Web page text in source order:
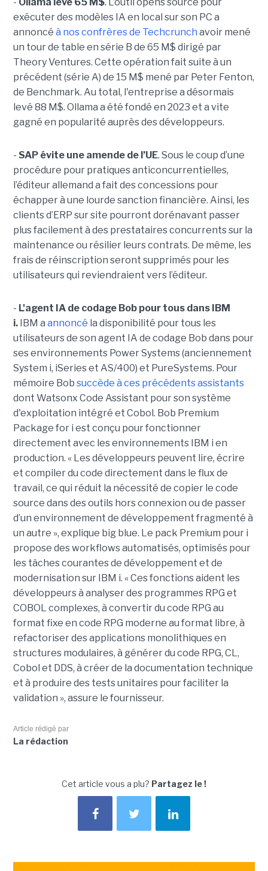
- Ollama lève 65 M$. L’outil opens source pour
exécuter des modèles IA en local sur son PC a
annoncé à nos confrères de Techcrunch avoir mené
un tour de table en série B de 65 M$ dirigé par
Theory Ventures. Cette opération fait suite à un
précédent (série A) de 15 M$ mené par Peter Fenton,
de Benchmark. Au total, l'entreprise a désormais
levé 88 M$. Ollama a été fondé en 2023 et a vite
gagné en popularité auprès des développeurs.
- SAP évite une amende de l’UE. Sous le coup d’une
procédure pour pratiques anticoncurrentielles,
l’éditeur allemand a fait des concessions pour
échapper à une lourde sanction financière. Ainsi, les
clients d’ERP sur site pourront dorénavant passer
plus facilement à des prestataires concurrents sur la
maintenance ou résilier leurs contrats. De même, les
frais de réinscription seront supprimés pour les
utilisateurs qui reviendraient vers l’éditeur.
- L'agent IA de codage Bob pour tous dans IBM
i.IBM a annoncé la disponibilité pour tous les
utilisateurs de son agent IA de codage Bob dans pour
ses environnements Power Systems (anciennement
System i, iSeries et AS/400) et PureSystems. Pour
mémoire Bob succède à ces précédents assistants
dont Watsonx Code Assistant pour son système
d'exploitation intégré et Cobol. Bob Premium
Package for i est conçu pour fonctionner
directement avec les environnements IBM i en
production. « Les développeurs peuvent lire, écrire
et compiler du code directement dans le flux de
travail, ce qui réduit la nécessité de copier le code
source dans des outils hors connexion ou de passer
d’un environnement de développement fragmenté à
un autre », explique big blue. Le pack Premium pour i
propose des workflows automatisés, optimisés pour
les tâches courantes de développement et de
modernisation sur IBM i. « Ces fonctions aident les
développeurs à analyser des programmes RPG et
COBOL complexes, à convertir du code RPG au
format fixe en code RPG moderne au format libre, à
refactoriser des applications monolithiques en
structures modulaires, à générer du code RPG, CL,
Cobol et DDS, à créer de la documentation technique
et à produire des tests unitaires pour faciliter la
validation », assure le fournisseur.
Article rédigé par
La rédaction
Cet article vous a plu? Partagez le !